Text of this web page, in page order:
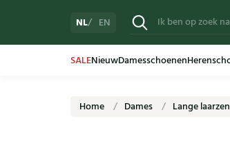
NL EN
SALENieuwDamesschoenen
Home Dames Lange laarzen